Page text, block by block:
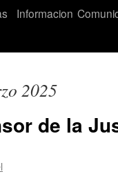
Informacion
2025
de la